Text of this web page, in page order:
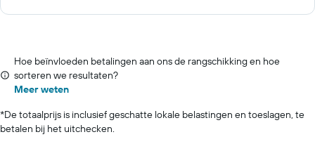
Hoe beïnvloeden betalingen aan ons de rangschikking en hoe
sorteren we resultaten?
Meer weten
*De totaalprijs is inclusief geschatte lokale belastingen en toeslagen, te
betalen bij het uitchecken.